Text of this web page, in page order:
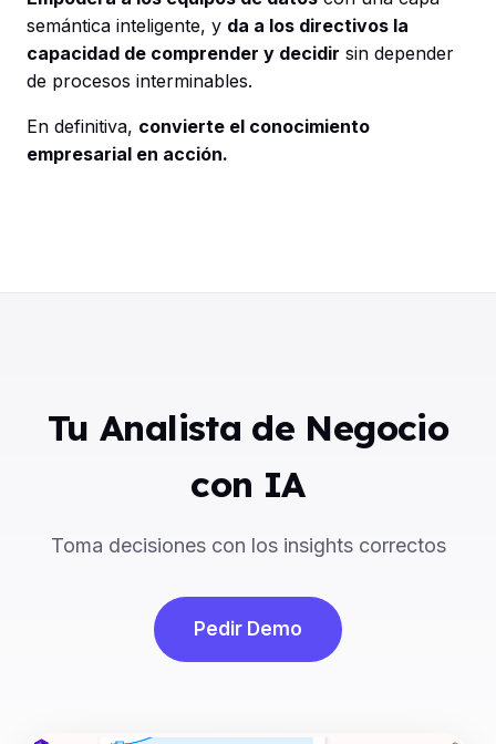
semántica inteligente, y da a los directivos la
capacidad de comprender y decidir sin depender
de procesos interminables.
En definitiva, convierte el conocimiento
empresarial en acción.
Tu Analista de Negocio
con IA
Toma decisiones con los insights correctos
Pedir Demo